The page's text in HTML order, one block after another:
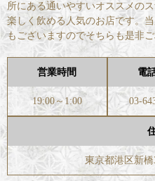
所にある通いやすいオススメの
楽しく飲める人気のお店です。
もございますのでそちらも是非
営業時間
19:00～1:00
電
03-
東京都港区新